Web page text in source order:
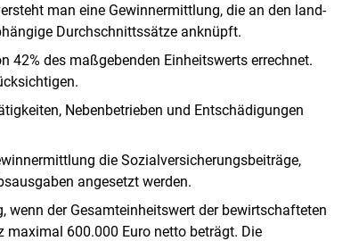
man eine Gewinnermittlung, die an den land-
Durchschnittssätze anknüpft.
42% des maßgebenden Einheitswerts errechnet.
Nebenbetrieben und Entschädigungen
die Sozialversicherungsbeiträge,
angesetzt werden.
der Gesamteinheitswert der bewirtschafteten
600.000 Euro netto beträgt. Die